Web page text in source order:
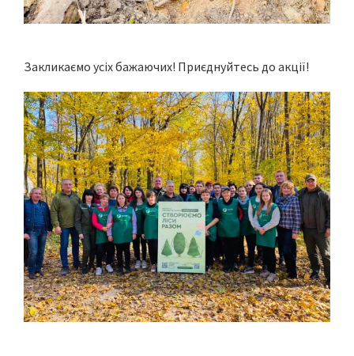
Закликаємо усіх бажаючих! Приєднуйтесь до акції!